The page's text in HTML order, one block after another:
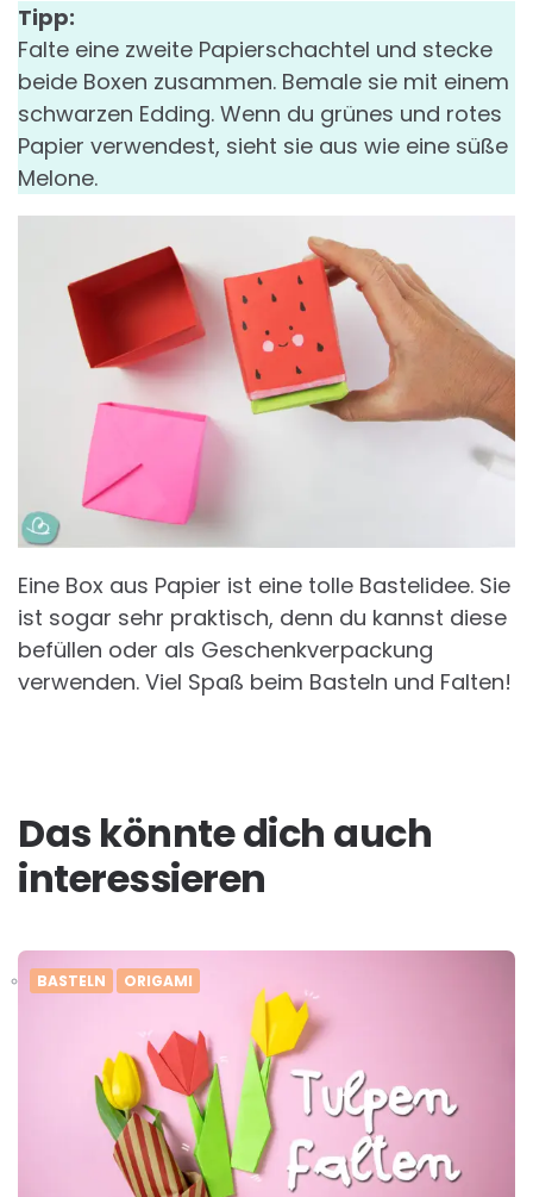
Tipp:
Falte eine zweite Papierschachtel und stecke
beide Boxen zusammen. Bemale sie mit einem
schwarzen Edding. Wenn du grünes und rotes
Papier verwendest, sieht sie aus wie eine süße
Melone.
Eine Box aus Papier ist eine tolle Bastelidee. Sie
ist sogar sehr praktisch, denn du kannst diese
befüllen oder als Geschenkverpackung
verwenden. Viel Spaß beim Basteln und Falten!
Das könnte dich auch
interessieren
BASTELN ORIGAMI